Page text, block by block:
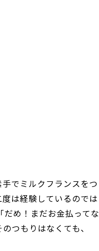
でミルクフランスをつ
は経験しているのでは
め！まだお金払ってな
つもりはなくても、